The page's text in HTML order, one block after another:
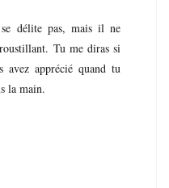
délite pas, mais il ne
Tu me diras si
apprécié quand tu
la main.